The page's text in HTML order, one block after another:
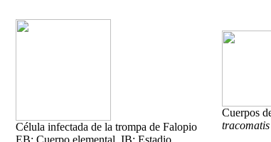
Célula infectada de la trompa de Falopio
EB: Cuerpo elemental, IB: Estadio
Cuerpos
tracomatis